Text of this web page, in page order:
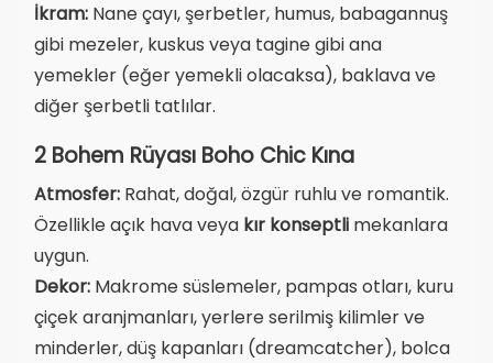
İkram: Nane çayı, şerbetler, humus, babagannuş
gibi mezeler, kuskus veya tagine gibi ana
yemekler (eğer yemekli olacaksa), baklava ve
diğer şerbetli tatlılar.
2 Bohem Rüyası Boho Chic Kına
Atmosfer: Rahat, doğal, özgür ruhlu ve romantik.
Özellikle açık hava veya kır konseptli mekanlara
uygun.
Dekor: Makrome süslemeler, pampas otları, kuru
çiçek aranjmanları, yerlere serilmiş kilimler ve
minderler, düş kapanları (dreamcatcher), bolca